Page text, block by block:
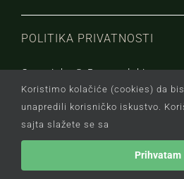
POLITIKA PRIVATNOSTI
Copyright © Beogradski
Koristimo kolačiće (cookies) da
unapredili korisničko iskustvo.
sajta slažete se sa
Prihvatam